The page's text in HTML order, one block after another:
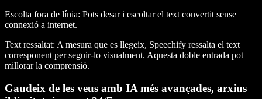
Escolta fora de línia: Pots desar i escoltar el text convertit sense
connexió a internet.
Text ressaltat: A mesura que es llegeix, Speechify ressalta el text
corresponent per seguir-lo visualment. Aquesta doble entrada pot
millorar la comprensió.
Gaudeix de les veus amb IA més avançades, arxius